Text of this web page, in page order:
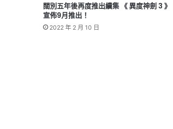
闊別五年後再度推出續集 《 異度神劍 3 》
宣佈9月推出！
2022 年 2 月 10 日